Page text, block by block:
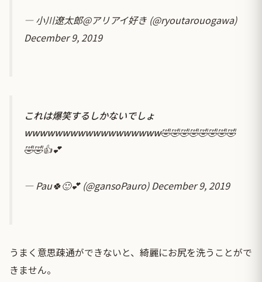
— 小川遼太郎@アリアイ好き (@ryoutarouogawa)
December 9, 2019
これは爆笑するしかないでしょ
wwwwwwwwwwwwwwwwww🤣🤣🤣🤣🤣🤣🤣🤣
🤣🤣👍💕
— Pau🍀🙂💕 (@gansoPauro)December 9, 2019
うまく意思疎通ができないと、綺麗にお尻を洗うことがで
きません。